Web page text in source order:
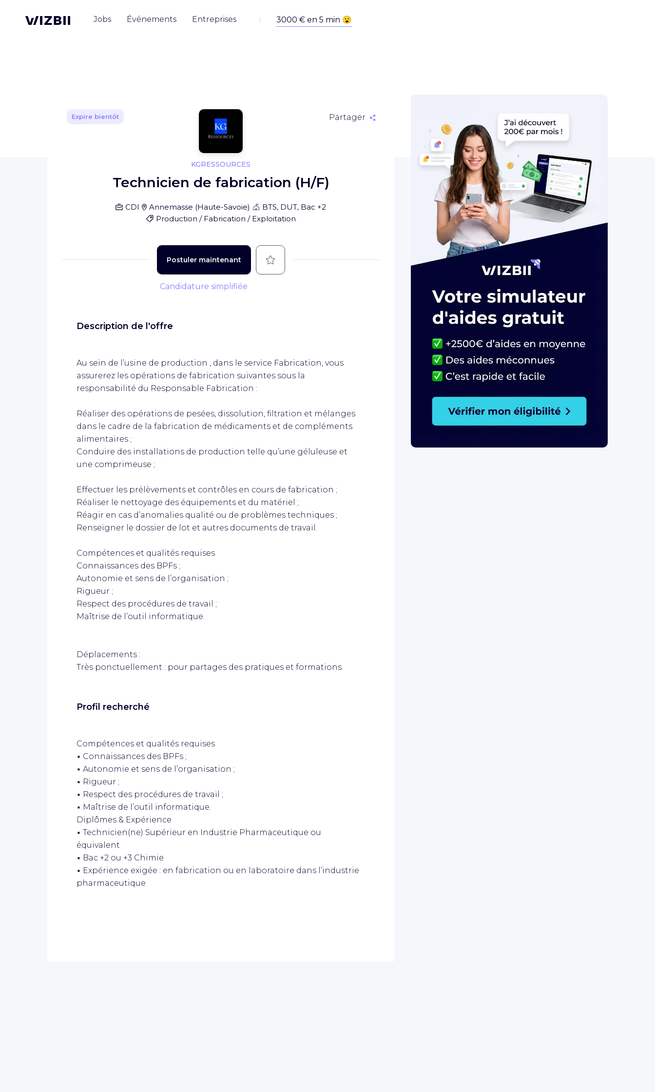
Jobs Événements Entreprises
Expire bientôt Partager
KGRESSOURCES
Technicien de fabrication (H/F)
CDI Annemasse (Haute-Savoie)
BTS, DUT, Bac +2
Production / Fabrication / Exploitation
Postuler maintenant
Candidature simplifiée
Sauvegarder
Description de l'offre
Au sein de l’usine de production , dans le service Fabrication, vous
assurerez les opérations de fabrication suivantes sous la
responsabilité du Responsable Fabrication :
Réaliser des opérations de pesées, dissolution, filtration et mélanges
dans le cadre de la fabrication de médicaments et de compléments
alimentaires ;
Conduire des installations de production telle qu’une géluleuse et
une comprimeuse ;
Effectuer les prélèvements et contrôles en cours de fabrication ;
Réaliser le nettoyage des équipements et du matériel ;
Réagir en cas d’anomalies qualité ou de problèmes techniques ;
Renseigner le dossier de lot et autres documents de travail.
Compétences et qualités requises
Connaissances des BPFs ;
Autonomie et sens de l’organisation ;
Rigueur ;
Respect des procédures de travail ;
Maîtrise de l’outil informatique.
Déplacements :
Très ponctuellement : pour partages des pratiques et formations.
Profil recherché
Compétences et qualités requises
▪ Connaissances des BPFs ;
▪ Autonomie et sens de l’organisation ;
▪ Rigueur ;
▪ Respect des procédures de travail ;
▪ Maîtrise de l’outil informatique.
Diplômes & Expérience
▪ Technicien(ne) Supérieur en Industrie Pharmaceutique ou
équivalent
▪ Bac +2 ou +3 Chimie
▪ Expérience exigée : en fabrication ou en laboratoire dans l’industrie
pharmaceutique